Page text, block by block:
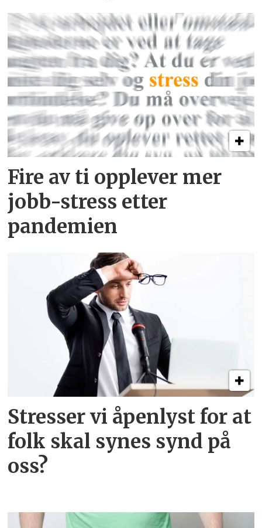
Fire av ti opplever mer
jobb-stress etter
pandemien
Stresser vi åpenlyst for at
folk skal synes synd på
oss?